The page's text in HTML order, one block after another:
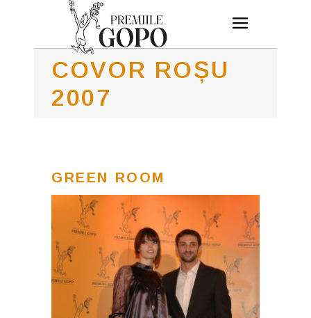
COVOR ROȘU
2007
GREEN ROOM